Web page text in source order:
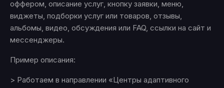
оффером, описание услуг, кнопку заявки, меню,
виджеты, подборки услуг или товаров, отзывы,
альбомы, видео, обсуждения или FAQ, ссылки на сайт и
мессенджеры.
Пример описания:
> Работаем в направлении «Центры адаптивного